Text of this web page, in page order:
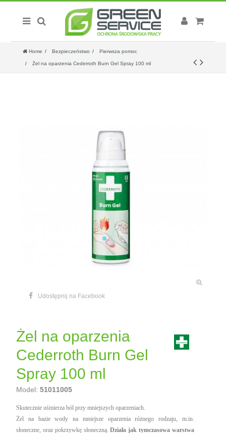
Home Bezpieczeństwo Pierwsza pomoc
Żel na oparzenia Cederroth Burn Gel Spray 100 ml
Udostępnij na Facebook
Żel na oparzenia
Cederroth Burn Gel
Spray 100 ml
Model: 51011005
Skutecznie uśmierza ból przy mniejszych oparzeniach.
Żel na bazie wody na mniejsze oparzenia różnego rodzaju, m.in.
słoneczne, oraz pokrzywkę słoneczną.Działa jak tymczasowa warstwa